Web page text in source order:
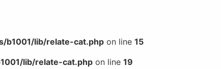
b1001/lib/relate-cat.php on line 15
lib/relate-cat.php on line 19